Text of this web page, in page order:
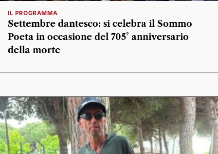
IL PROGRAMMA
Settembre dantesco: si celebra il Sommo
Poeta in occasione del 705° anniversario
della morte